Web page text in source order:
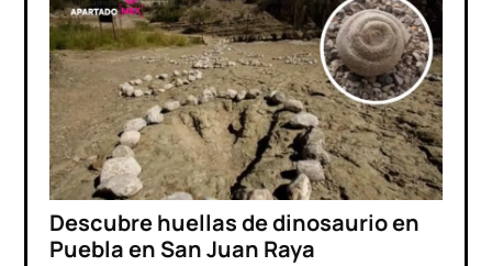
Descubre huellas de dinosaurio en
Puebla en San Juan Raya